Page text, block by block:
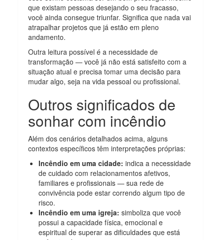
que existam pessoas desejando o seu fracasso,
você ainda consegue triunfar. Significa que nada vai
atrapalhar projetos que já estão em pleno
andamento.
Outra leitura possível é a necessidade de
transformação — você já não está satisfeito com a
situação atual e precisa tomar uma decisão para
mudar algo, seja na vida pessoal ou profissional.
Outros significados de
sonhar com incêndio
Além dos cenários detalhados acima, alguns
contextos específicos têm interpretações próprias:
Incêndio em uma cidade:indica a necessidade
de cuidado com relacionamentos afetivos,
familiares e profissionais — sua rede de
convivência pode estar correndo algum tipo de
risco.
Incêndio em uma igreja:simboliza que você
possui a capacidade física, emocional e
espiritual de superar as dificuldades que está